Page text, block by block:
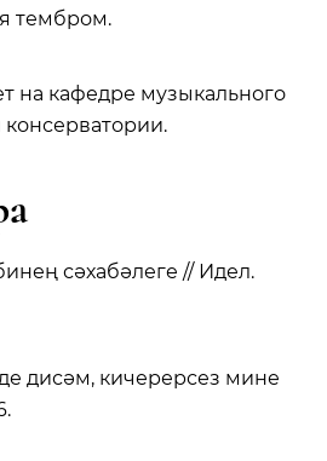
тембром.
на кафедре музыкального
консерватории.
сәхабәлеге // Идел.
дисәм, кичерерсез мине